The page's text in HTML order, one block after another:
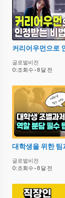
글로벌비전
0 :조회수 · 8 달 전
글로벌비전
0 :조회수 · 8 달 전